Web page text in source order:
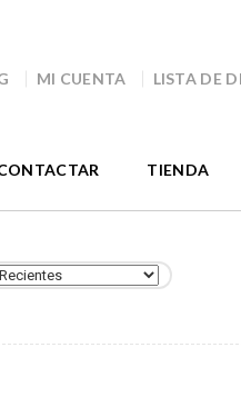
MI CUENTA LISTA DE
TIENDA